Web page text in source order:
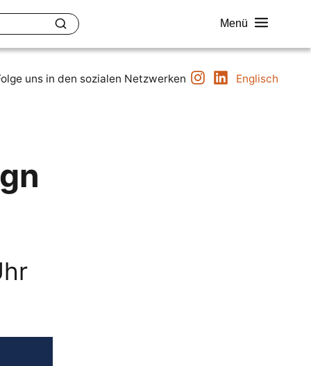
Menü
Kontakt
uns in den sozialen Netzwerken Instagram
LinkedInEnglisch